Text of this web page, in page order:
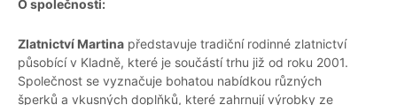
O společnosti:
Zlatnictví Martina představuje tradiční rodinné zlatnictví
působící v Kladně, které je součástí trhu již od roku 2001.
Společnost se vyznačuje bohatou nabídkou různých
šperků a vkusných doplňků, které zahrnují výrobky ze